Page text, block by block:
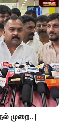
முறை.. |